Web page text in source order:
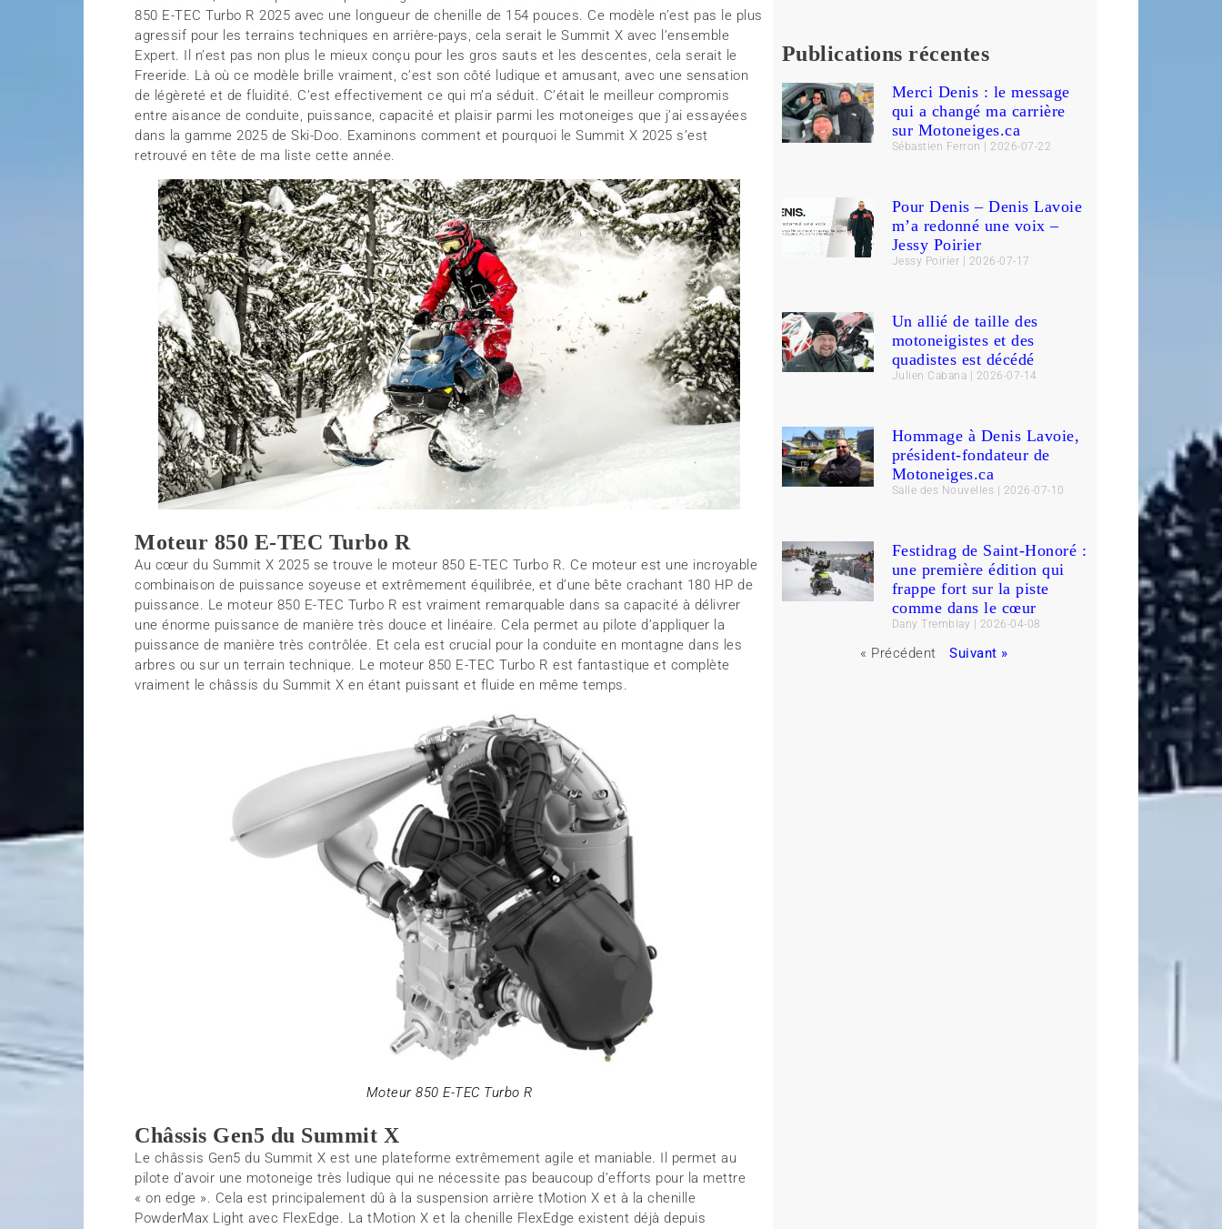
850 E-TEC Turbo R 2025 avec une longueur de chenille de 154 pouces. Ce modèle n’est pas le plus
agressif pour les terrains techniques en arrière-pays, cela serait le Summit X avec l’ensemble
Expert. Il n’est pas non plus le mieux conçu pour les gros sauts et les descentes, cela serait le
Freeride. Là où ce modèle brille vraiment, c’est son côté ludique et amusant, avec une sensation
de légèreté et de fluidité. C’est effectivement ce qui m’a séduit. C’était le meilleur compromis
entre aisance de conduite, puissance, capacité et plaisir parmi les motoneiges que j’ai essayées
dans la gamme 2025 de Ski-Doo. Examinons comment et pourquoi le Summit X 2025 s’est
retrouvé en tête de ma liste cette année.
Moteur 850 E-TEC Turbo R
Au cœur du Summit X 2025 se trouve le moteur 850 E-TEC Turbo R. Ce moteur est une incroyable
combinaison de puissance soyeuse et extrêmement équilibrée, et d’une bête crachant 180 HP de
puissance. Le moteur 850 E-TEC Turbo R est vraiment remarquable dans sa capacité à délivrer
une énorme puissance de manière très douce et linéaire. Cela permet au pilote d’appliquer la
puissance de manière très contrôlée. Et cela est crucial pour la conduite en montagne dans les
arbres ou sur un terrain technique. Le moteur 850 E-TEC Turbo R est fantastique et complète
vraiment le châssis du Summit X en étant puissant et fluide en même temps.
Moteur 850 E-TEC Turbo R
Châssis Gen5 du Summit X
Le châssis Gen5 du Summit X est une plateforme extrêmement agile et maniable. Il permet au
pilote d’avoir une motoneige très ludique qui ne nécessite pas beaucoup d’efforts pour la mettre
« on edge ». Cela est principalement dû à la suspension arrière tMotion X et à la chenille
PowderMax Light avec FlexEdge. La tMotion X et la chenille FlexEdge existent déjà depuis
Publications récentes
Merci Denis : le message
qui a changé ma carrière
sur Motoneiges.ca
Sébastien Ferron 2026-07-22
Pour Denis – Denis Lavoie
m’a redonné une voix –
Jessy Poirier
Jessy Poirier 2026-07-17
Un allié de taille des
motoneigistes et des
quadistes est décédé
Julien Cabana 2026-07-14
Hommage à Denis Lavoie,
président-fondateur de
Motoneiges.ca
Salle des Nouvelles 2026-07-10
Festidrag de Saint-Honoré :
une première édition qui
frappe fort sur la piste
comme dans le cœur
Dany Tremblay 2026-04-08
« Précédent Suivant »